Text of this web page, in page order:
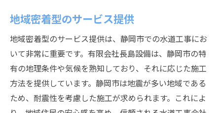
地域密着型のサービス提供
地域密着型のサービス提供は、静岡市での水道工事にお
いて非常に重要です。有限会社長島設備は、静岡市の特
有の地理条件や気候を熟知しており、それに応じた施工
方法を提供しています。静岡市は地震が多い地域である
ため、耐震性を考慮した施工が求められます。これによ